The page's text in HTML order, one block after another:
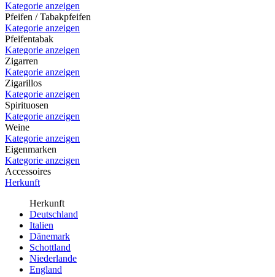
Kategorie anzeigen
Pfeifen / Tabakpfeifen
Kategorie anzeigen
Pfeifentabak
Kategorie anzeigen
Zigarren
Kategorie anzeigen
Zigarillos
Kategorie anzeigen
Spirituosen
Kategorie anzeigen
Weine
Kategorie anzeigen
Eigenmarken
Kategorie anzeigen
Accessoires
Herkunft
Herkunft
Deutschland
Italien
Dänemark
Schottland
Niederlande
England